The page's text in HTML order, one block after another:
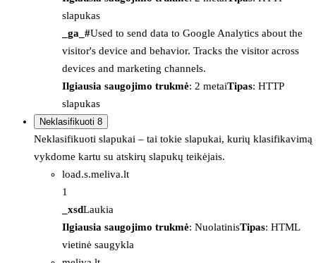
slapukas
_ga_#Used to send data to Google Analytics about the
visitor's device and behavior. Tracks the visitor across
devices and marketing channels.
Ilgiausia saugojimo trukmė: 2 metaiTipas: HTTP
slapukas
Neklasifikuoti 8
Neklasifikuoti slapukai – tai tokie slapukai, kurių klasifikavimą
vykdome kartu su atskirų slapukų teikėjais.
load.s.meliva.lt
1
_xsdLaukia
Ilgiausia saugojimo trukmė: NuolatinisTipas: HTML
vietinė saugykla